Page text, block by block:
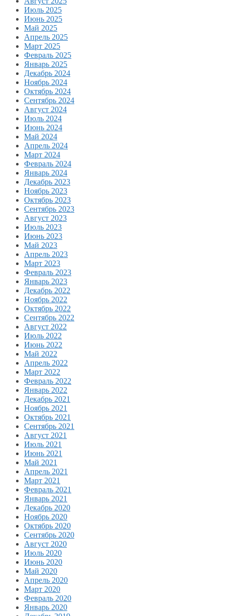
Июль 2025
Июнь 2025
Май 2025
Апрель 2025
Март 2025
Февраль 2025
Январь 2025
Декабрь 2024
Ноябрь 2024
Октябрь 2024
Сентябрь 2024
Август 2024
Июль 2024
Июнь 2024
Май 2024
Апрель 2024
Март 2024
Февраль 2024
Январь 2024
Декабрь 2023
Ноябрь 2023
Октябрь 2023
Сентябрь 2023
Август 2023
Июль 2023
Июнь 2023
Май 2023
Апрель 2023
Март 2023
Февраль 2023
Январь 2023
Декабрь 2022
Ноябрь 2022
Октябрь 2022
Сентябрь 2022
Август 2022
Июль 2022
Июнь 2022
Май 2022
Апрель 2022
Март 2022
Февраль 2022
Январь 2022
Декабрь 2021
Ноябрь 2021
Октябрь 2021
Сентябрь 2021
Август 2021
Июль 2021
Июнь 2021
Май 2021
Апрель 2021
Март 2021
Февраль 2021
Январь 2021
Декабрь 2020
Ноябрь 2020
Октябрь 2020
Сентябрь 2020
Август 2020
Июль 2020
Июнь 2020
Май 2020
Апрель 2020
Март 2020
Февраль 2020
Январь 2020